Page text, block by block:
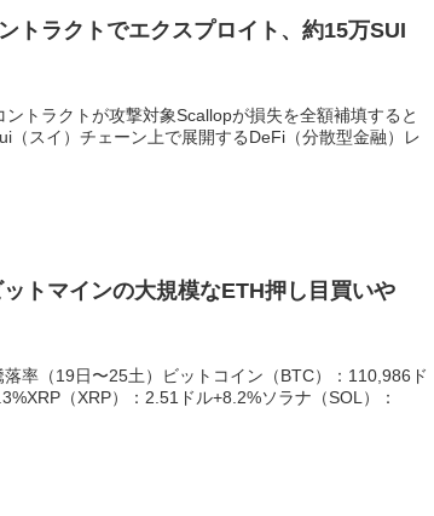
トラクトでエクスプロイト、約15万SUI
トラクトが攻撃対象Scallopが損失を全額補填すると
（スイ）チェーン上で展開するDeFi（分散型金融）レ
トマインの大規模なETH押し目買いや
率（19日〜25土）ビットコイン（BTC）：110,986ド
（XRP）：2.51ドル+8.2%ソラナ（SOL）：